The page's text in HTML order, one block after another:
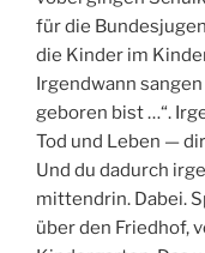
für die
die Kinder im
Irgendwann
geboren bist …“.
Tod und Leben —
Und du dadurch
mittendrin. Dabei.
über den Friedhof,